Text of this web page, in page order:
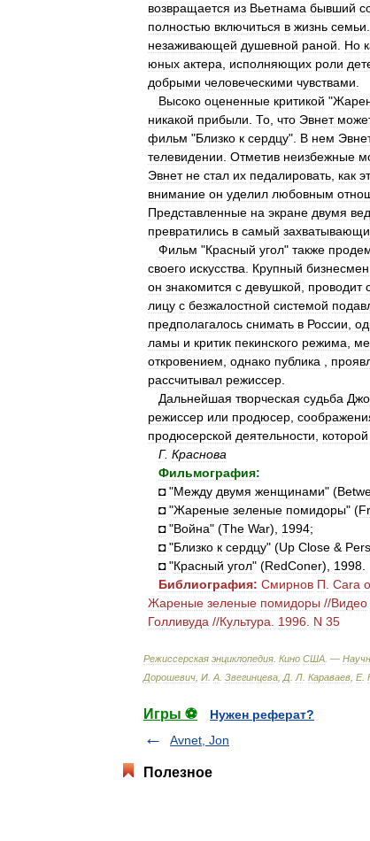
возвращается из Вьетнама бывший
полностью включиться в жизнь семьи
незаживающей душевной раной Но
юных актера исполняющих роли
добрыми человеческими чувствами
Высоко оцененные критикой "
никакой прибыли То что Эвнет
фильм "Близко к сердцу". В нем
телевидении Отметив неизбежные
Эвнет не стал их педалировать как
внимание он уделил любовным
Представленные на экране двумя
превратились в самый
Фильм "Красный угол" также
своего искусства Крупный бизнесмен
он знакомится с девушкой проводит
лицу с безжалостной системой
предполагалось снимать в России
ламы и критик пекинского режима
откровением однако публика
рассчитывал режиссер
Дальнейшая творческая судьба Джо
режиссер или продюсер
продюсерской деятельности которой
Г. Краснова
Фильмография:
◘"Между двумя женщинами" (
◘"Жареные зеленые помидоры" (
◘"Война" (The War), 1994;
◘"Близко к сердцу" (Up Close &
◘"Красный угол" (RedConer), 1998
Библиография: Смирнов П Cara о
Жареные зеленые помидоры //Видео
Голливуда //Культура 1996 N 35
Режиссерская энциклопедия Кино США . —
Дорошевич И А Звегинцева Д Л Караваев Е.
Игры ⚽
Нужен реферат?
Avnet, Jon
Полезное